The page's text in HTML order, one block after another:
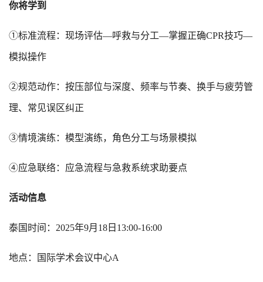
你将学到
①标准流程：现场评估—呼救与分工—掌握正确CPR技巧—
模拟操作
②规范动作：按压部位与深度、频率与节奏、换手与疲劳管
理、常见误区纠正
③情境演练：模型演练，角色分工与场景模拟
④应急联络：应急流程与急救系统求助要点
活动信息
泰国时间：2025年9月18日13:00-16:00
地点：国际学术会议中心A